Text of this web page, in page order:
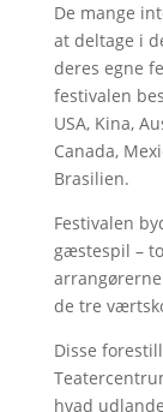
De mange
at deltage i
deres egne
festivalen
USA, Kina,
Canada,
Brasilien.
Festivalen
gæstespil –
de tre
Disse
hvad